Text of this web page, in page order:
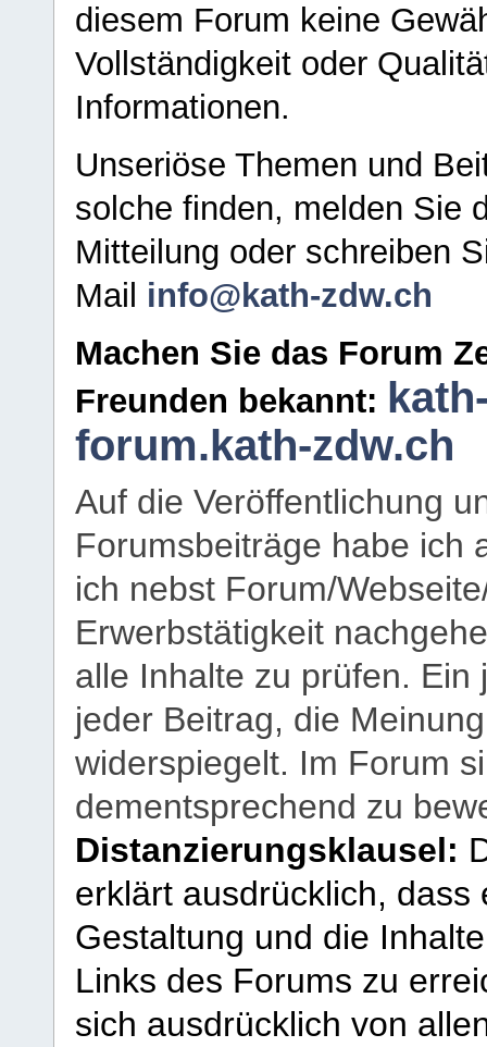
diesem Forum keine
Vollständigkeit oder
Informationen.
Unseriöse Themen und
solche finden, melden Sie
Mitteilung oder schreiben
Mail info@kath-zdw.ch
Machen Sie das Forum
Freunden bekannt:
forum.kath-zdw.ch
Auf die Veröffentlichung
Forumsbeiträge habe ich
ich nebst Forum/
Erwerbstätigkeit
alle Inhalte zu prüfen.
jeder Beitrag, die
widerspiegelt. Im Forum
dementsprechend zu
Distanzierungsklausel:
erklärt ausdrücklich,
Gestaltung und die
Links des Forums zu
sich ausdrücklich von